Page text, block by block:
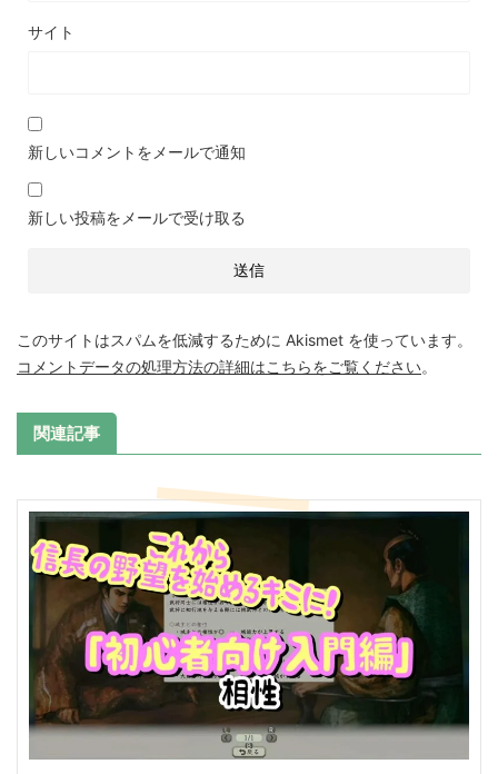
サイト
新しいコメントをメールで通知
新しい投稿をメールで受け取る
このサイトはスパムを低減するために Akismet を使っています。
コメントデータの処理方法の詳細はこちらをご覧ください。
関連記事